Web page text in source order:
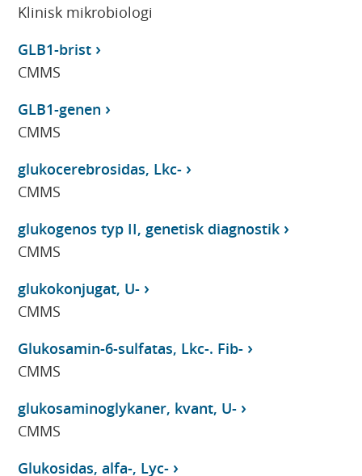
Klinisk mikrobiologi
GLB1-brist
CMMS
GLB1-genen
CMMS
glukocerebrosidas, Lkc-
CMMS
glukogenos typ II, genetisk diagnostik
CMMS
glukokonjugat, U-
CMMS
Glukosamin-6-sulfatas, Lkc-. Fib-
CMMS
glukosaminoglykaner, kvant, U-
CMMS
Glukosidas, alfa-, Lyc-